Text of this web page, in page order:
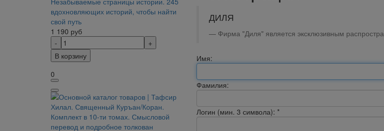
вдохновляющих историй, чтобы найти
свой путь
1 190 руб
В корзину
0
ДИЛЯ
Фирма "Диля" является эксклюзивным
Имя:
Фамилия:
Логин (мин. 3 символа): *